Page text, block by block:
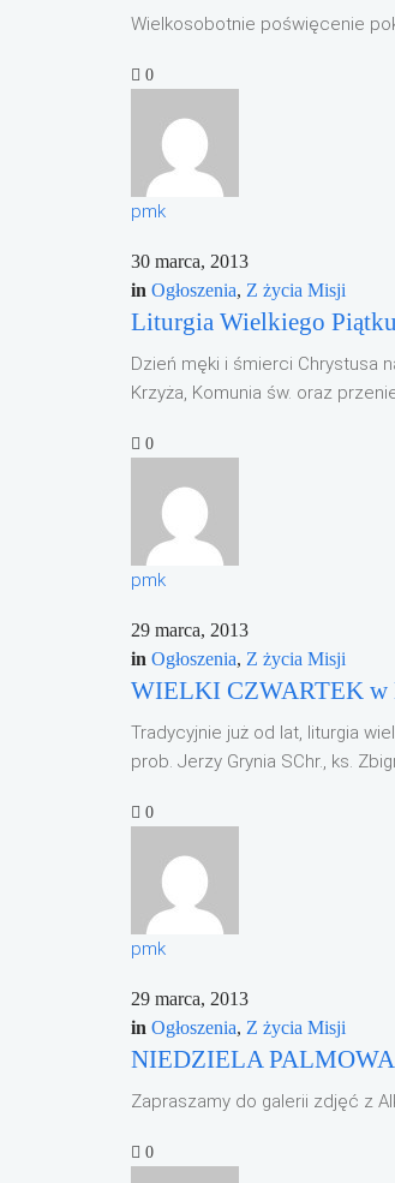
Wielkosobotnie poświęcenie
0
pmk
30 marca, 2013
in Ogłoszenia, Z życia Misji
Liturgia Wielkiego Piątku
Dzień męki i śmierci Chrystusa
Krzyża, Komunia św. oraz
0
pmk
29 marca, 2013
in Ogłoszenia, Z życia Misji
WIELKI CZWARTEK w
Tradycyjnie już od lat, liturgia
prob. Jerzy Grynia SChr., ks.
0
pmk
29 marca, 2013
in Ogłoszenia, Z życia Misji
NIEDZIELA
Zapraszamy do galerii zdjęć z
0